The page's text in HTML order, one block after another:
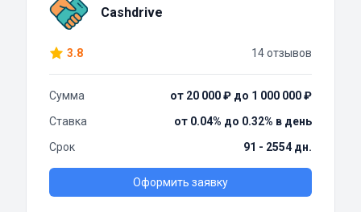
Cashdrive
3.8 14 отзывов
Сумма
от 20 000 ₽ до 1 000 000 ₽
Ставка
от 0.04% до 0.32% в день
Срок
91 - 2554 дн.
Оформить заявку